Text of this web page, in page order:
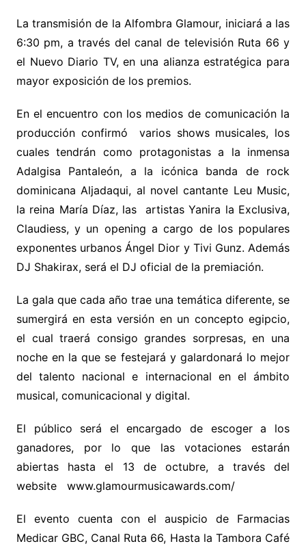
La transmisión de la Alfombra Glamour, iniciará a las
6:30 pm, a través del canal de televisión Ruta 66 y
el Nuevo Diario TV, en una alianza estratégica para
mayor exposición de los premios.
En el encuentro con los medios de comunicación la
producción confirmó varios shows musicales, los
cuales tendrán como protagonistas a la inmensa
Adalgisa Pantaleón, a la icónica banda de rock
dominicana Aljadaqui, al novel cantante Leu Music,
la reina María Díaz, las artistas Yanira la Exclusiva,
Claudiess, y un opening a cargo de los populares
exponentes urbanos Ángel Dior y Tivi Gunz. Además
DJ Shakirax, será el DJ oficial de la premiación.
La gala que cada año trae una temática diferente, se
sumergirá en esta versión en un concepto egipcio,
el cual traerá consigo grandes sorpresas, en una
noche en la que se festejará y galardonará lo mejor
del talento nacional e internacional en el ámbito
musical, comunicacional y digital.
El público será el encargado de escoger a los
ganadores, por lo que las votaciones estarán
abiertas hasta el 13 de octubre, a través del
website www.glamourmusicawards.com/
El evento cuenta con el auspicio de Farmacias
Medicar GBC, Canal Ruta 66, Hasta la Tambora Café